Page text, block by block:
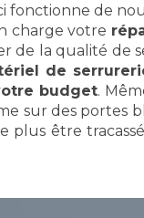
fonctionne de
charge votre
de la qualité de
de
budget.
sur des portes
plus être